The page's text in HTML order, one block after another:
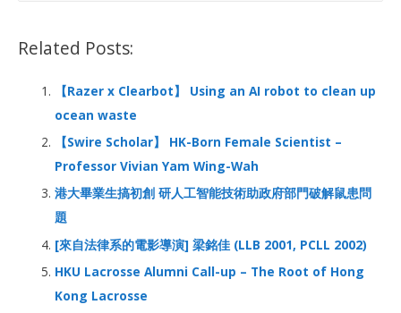
k
rRelated Posts:
【Razer x Clearbot】 Using an AI robot to clean up
ocean waste
【Swire Scholar】 HK-Born Female Scientist –
Professor Vivian Yam Wing-Wah
港大畢業生搞初創 研人工智能技術助政府部門破解鼠患問
題
[來自法律系的電影導演] 梁銘佳 (LLB 2001, PCLL 2002)
HKU Lacrosse Alumni Call-up – The Root of Hong
Kong Lacrosse